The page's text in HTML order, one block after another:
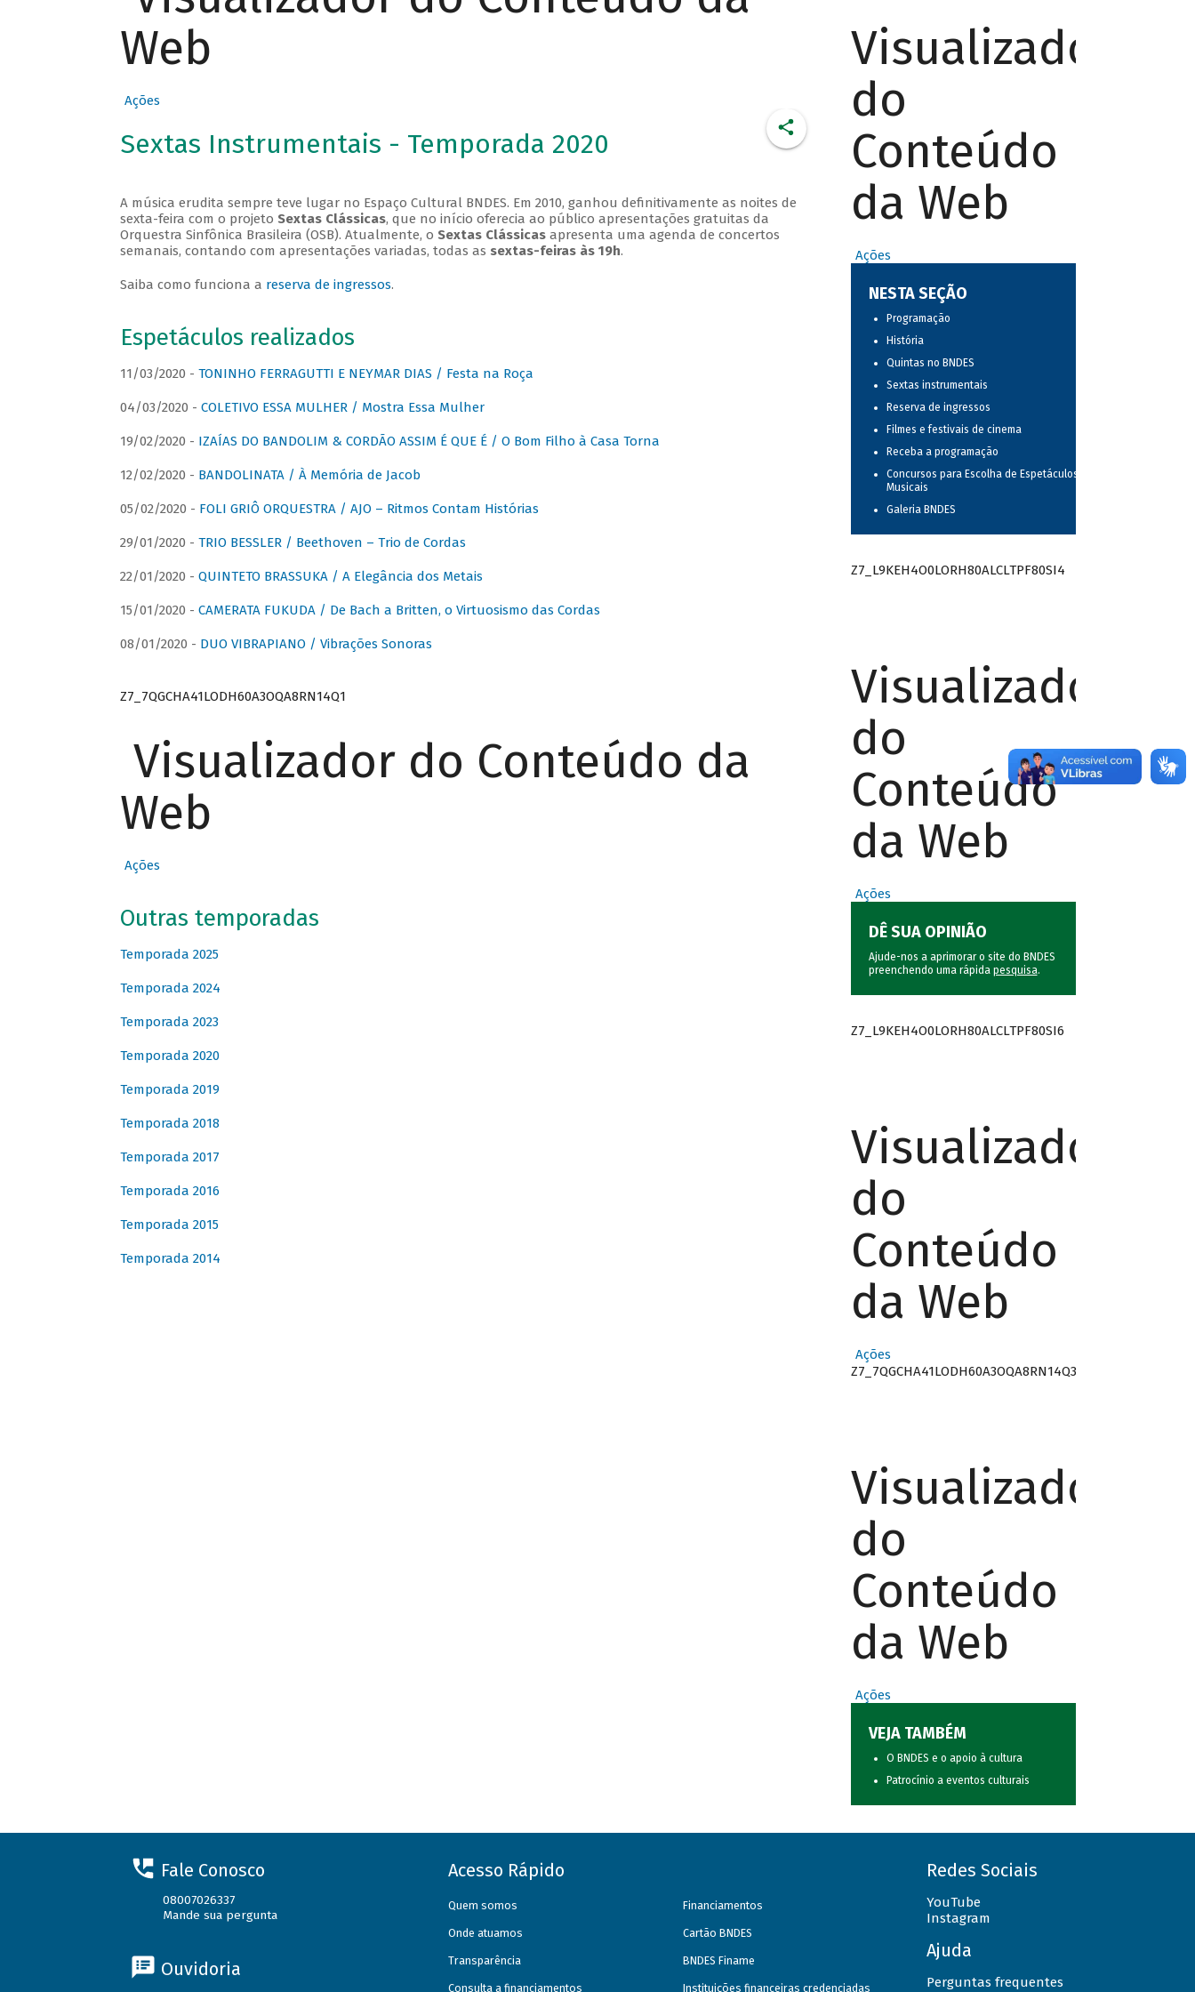
Web
Ações
Sextas Instrumentais - Temporada 2020
A música erudita sempre teve lugar no Espaço Cultural BNDES. Em 2010, ganhou definitivamente as noites de
sexta-feira com o projeto Sextas Clássicas, que no início oferecia ao público apresentações gratuitas da
Orquestra Sinfônica Brasileira (OSB). Atualmente, o Sextas Clássicasapresenta uma agenda de concertos
semanais, contando com apresentações variadas, todas as sextas-feiras às 19h.
Saiba como funciona a reserva de ingressos.
Espetáculos realizados
11/03/2020 - TONINHO FERRAGUTTI E NEYMAR DIAS / Festa na Roça
04/03/2020 - COLETIVO ESSA MULHER / Mostra Essa Mulher
19/02/2020 - IZAÍAS DO BANDOLIM & CORDÃO ASSIM É QUE É / O Bom Filho à Casa Torna
12/02/2020 - BANDOLINATA / À Memória de Jacob
05/02/2020 - FOLI GRIÔ ORQUESTRA / AJO – Ritmos Contam Histórias
29/01/2020 - TRIO BESSLER / Beethoven – Trio de Cordas
22/01/2020 - QUINTETO BRASSUKA / A Elegância dos Metais
15/01/2020 - CAMERATA FUKUDA / De Bach a Britten, o Virtuosismo das Cordas
08/01/2020 - DUO VIBRAPIANO / Vibrações Sonoras
Z7_7QGCHA41LODH60A3OQA8RN14Q1
Visualizador do Conteúdo da
Web
Ações
Outras temporadas
Temporada 2025
Temporada 2024
Temporada 2023
Temporada 2020
Temporada 2019
Temporada 2018
Temporada 2017
Temporada 2016
Temporada 2015
Temporada 2014
Visualizador
do
Conteúdo
da Web
Ações
NESTA SEÇÃO
Programação
História
Quintas no BNDES
Sextas instrumentais
Reserva de ingressos
Filmes e festivais de cinema
Receba a programação
Concursos para Escolha de Espetáculos
Musicais
Galeria BNDES
Z7_L9KEH4O0LORH80ALCLTPF80SI4
Visualizador
do
Conteúdo
da Web
Ações
DÊ SUA OPINIÃO
Ajude-nos a aprimorar o site do BNDES
preenchendo uma rápida pesquisa.
Z7_L9KEH4O0LORH80ALCLTPF80SI6
Visualizador
do
Conteúdo
da Web
Ações
Z7_7QGCHA41LODH60A3OQA8RN14Q3
Visualizador
do
Conteúdo
da Web
Ações
VEJA TAMBÉM
O BNDES e o apoio à cultura
Patrocínio a eventos culturais
Fale Conosco
08007026337
Mande sua pergunta
Ouvidoria
Acesso Rápido
Quem somos
Onde atuamos
Transparência
Consulta a financiamentos
Financiamentos
Cartão BNDES
BNDES Finame
Instituições financeiras credenciadas
Redes Sociais
YouTube
Instagram
Ajuda
Perguntas frequentes